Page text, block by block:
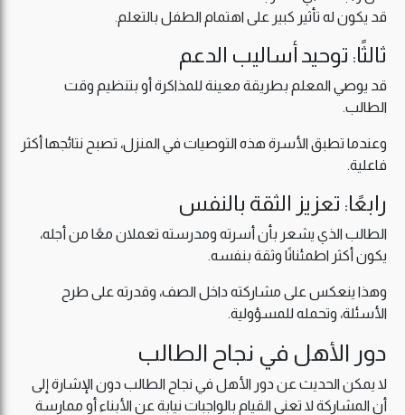
قد يكون له تأثير كبير على اهتمام الطفل بالتعلم.
ثالثًا: توحيد أساليب الدعم
قد يوصي المعلم بطريقة معينة للمذاكرة أو بتنظيم وقت
الطالب.
وعندما تطبق الأسرة هذه التوصيات في المنزل، تصبح نتائجها أكثر
فاعلية.
رابعًا: تعزيز الثقة بالنفس
الطالب الذي يشعر بأن أسرته ومدرسته تعملان معًا من أجله،
يكون أكثر اطمئنانًا وثقة بنفسه.
وهذا ينعكس على مشاركته داخل الصف، وقدرته على طرح
الأسئلة، وتحمله للمسؤولية.
دور الأهل في نجاح الطالب
لا يمكن الحديث عن دور الأهل في نجاح الطالب دون الإشارة إلى
أن المشاركة لا تعني القيام بالواجبات نيابة عن الأبناء أو ممارسة